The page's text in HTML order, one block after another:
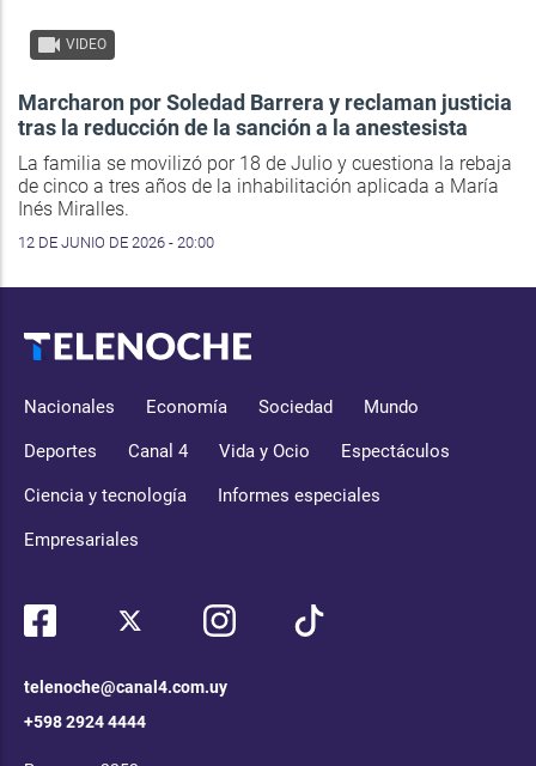
VIDEO
Marcharon por Soledad Barrera y reclaman justicia
tras la reducción de la sanción a la anestesista
La familia se movilizó por 18 de Julio y cuestiona la rebaja
de cinco a tres años de la inhabilitación aplicada a María
Inés Miralles.
12 DE JUNIO DE 2026 - 20:00
Nacionales Economía Sociedad Mundo
Deportes Canal 4 Vida y Ocio Espectáculos
Ciencia y tecnología Informes especiales
Empresariales
telenoche@canal4.com.uy
+598 2924 4444